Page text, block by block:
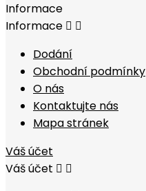
Informace
Informace  
Dodání
Obchodní podmínky
O nás
Kontaktujte nás
Mapa stránek
Váš účet
Váš účet  